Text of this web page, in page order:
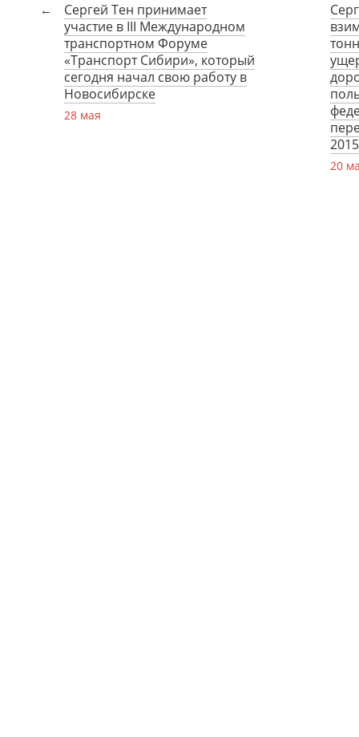
Сергей Тен принимает
участие в III Международном
транспортном Форуме
«Транспорт Сибири», который
сегодня начал свою работу в
Новосибирске
28 мая
20